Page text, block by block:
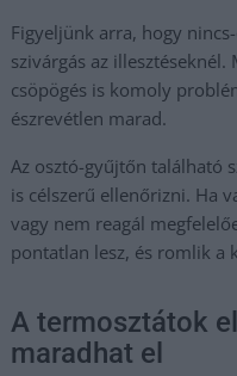
Figyeljünk arra, hogy
szivárgás az
csöpögés is komoly
észrevétlen marad.
Az osztó-gyűjtőn található
is célszerű ellenőrizni. Ha
vagy nem reagál
pontatlan lesz, és romlik a
A termosztátok
maradhat el